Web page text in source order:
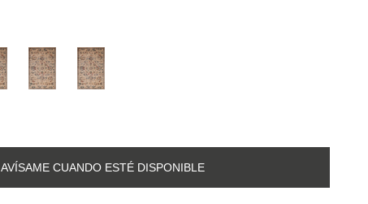
AVÍSAME CUANDO ESTÉ DISPONIBLE